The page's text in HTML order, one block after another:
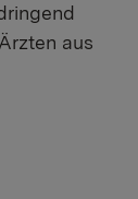
aus